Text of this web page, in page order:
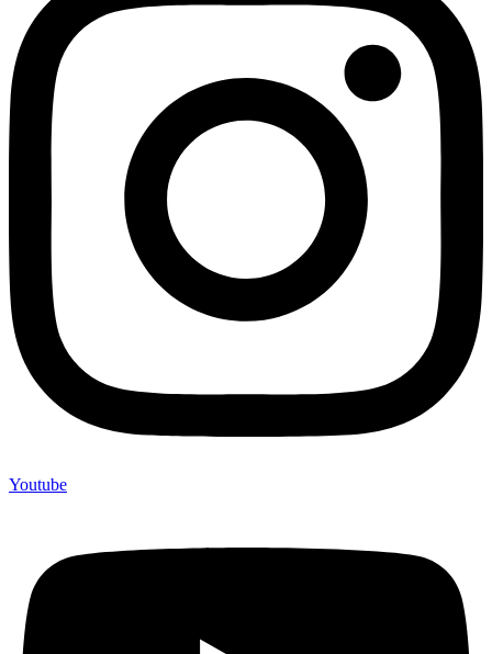
Youtube